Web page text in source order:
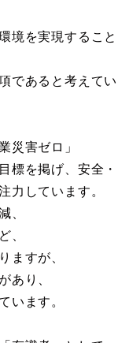
境を実現すること
であると考えてい
災害ゼロ」
標を掲げ、安全・
力しています。
、
、
ますが、
あり、
います。